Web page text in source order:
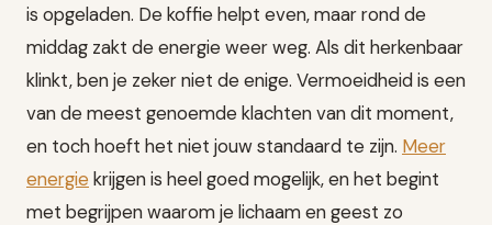
is opgeladen. De koffie helpt even, maar rond de
middag zakt de energie weer weg. Als dit herkenbaar
klinkt, ben je zeker niet de enige. Vermoeidheid is een
van de meest genoemde klachten van dit moment,
en toch hoeft het niet jouw standaard te zijn. Meer
energie krijgen is heel goed mogelijk, en het begint
met begrijpen waarom je lichaam en geest zo